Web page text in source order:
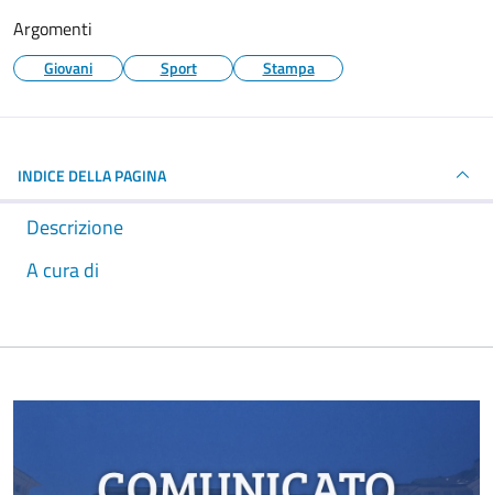
Argomenti
Giovani Sport Stampa
INDICE DELLA PAGINA
Descrizione
A cura di